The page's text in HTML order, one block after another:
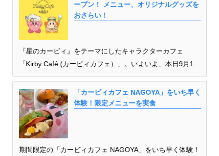
ープン！ メニュー、オリジナルグッズを
おさらい！
『星のカービィ』をテーマにしたキャラクターカフェ
「Kirby Café (カービィカフェ）」。いよいよ、本日9月1...
「カービィカフェ NAGOYA」をいち早く
体験！限定メニューを実食
期間限定の「カービィカフェ NAGOYA」をいち早く体験！